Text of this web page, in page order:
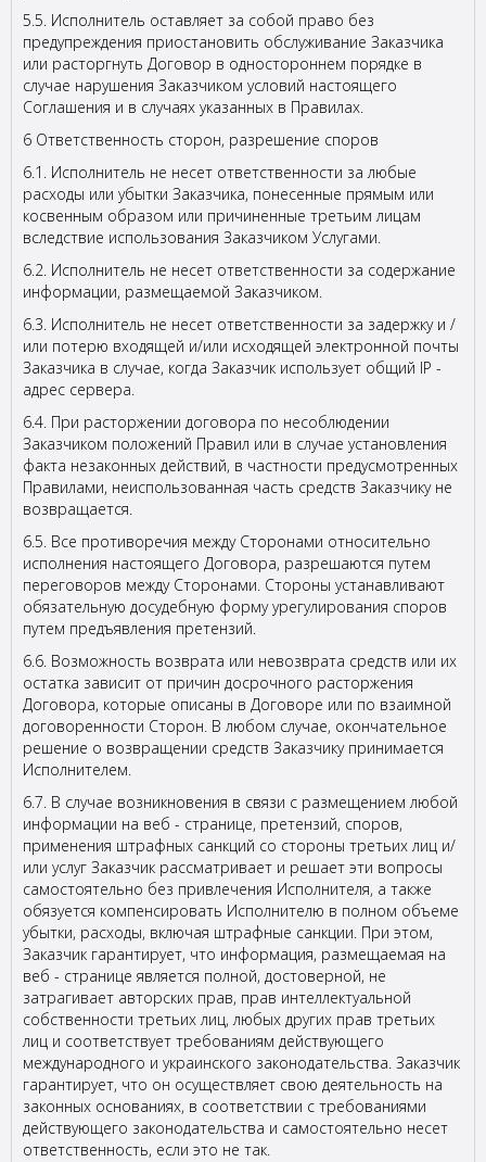
5.5. Исполнитель оставляет за собой право без
предупреждения приостановить обслуживание Заказчика
или расторгнуть Договор в одностороннем порядке в
случае нарушения Заказчиком условий настоящего
Соглашения и в случаях указанных в Правилах.
6 Ответственность сторон, разрешение споров
6.1. Исполнитель не несет ответственности за любые
расходы или убытки Заказчика, понесенные прямым или
косвенным образом или причиненные третьим лицам
вследствие использования Заказчиком Услугами.
6.2. Исполнитель не несет ответственности за содержание
информации, размещаемой Заказчиком.
6.3. Исполнитель не несет ответственности за задержку и /
или потерю входящей и/или исходящей электронной почты
Заказчика в случае, когда Заказчик использует общий IP -
адрес сервера.
6.4. При расторжении договора по несоблюдении
Заказчиком положений Правил или в случае установления
факта незаконных действий, в частности предусмотренных
Правилами, неиспользованная часть средств Заказчику не
возвращается.
6.5. Все противоречия между Сторонами относительно
исполнения настоящего Договора, разрешаются путем
переговоров между Сторонами. Стороны устанавливают
обязательную досудебную форму урегулирования споров
путем предъявления претензий.
6.6. Возможность возврата или невозврата средств или их
остатка зависит от причин досрочного расторжения
Договора, которые описаны в Договоре или по взаимной
договоренности Сторон. В любом случае, окончательное
решение о возвращении средств Заказчику принимается
Исполнителем.
6.7. В случае возникновения в связи с размещением любой
информации на веб - странице, претензий, споров,
применения штрафных санкций со стороны третьих лиц и/
или услуг Заказчик рассматривает и решает эти вопросы
самостоятельно без привлечения Исполнителя, а также
обязуется компенсировать Исполнителю в полном объеме
убытки, расходы, включая штрафные санкции. При этом,
Заказчик гарантирует, что информация, размещаемая на
веб - странице является полной, достоверной, не
затрагивает авторских прав, прав интеллектуальной
собственности третьих лиц, любых других прав третьих
лиц и соответствует требованиям действующего
международного и украинского законодательства. Заказчик
гарантирует, что он осуществляет свою деятельность на
законных основаниях, в соответствии с требованиями
действующего законодательства и самостоятельно несет
ответственность, если это не так.